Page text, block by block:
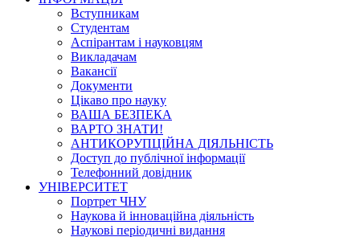
Вступникам
Студентам
Аспірантам і науковцям
Викладачам
Вакансії
Документи
Цікаво про науку
ВАША БЕЗПЕКА
ВАРТО ЗНАТИ!
АНТИКОРУПЦІЙНА ДІЯЛЬНІСТЬ
Доступ до публічної інформації
Телефонний довідник
УНІВЕРСИТЕТ
Портрет ЧНУ
Наукова й інноваційна діяльність
Наукові періодичні видання